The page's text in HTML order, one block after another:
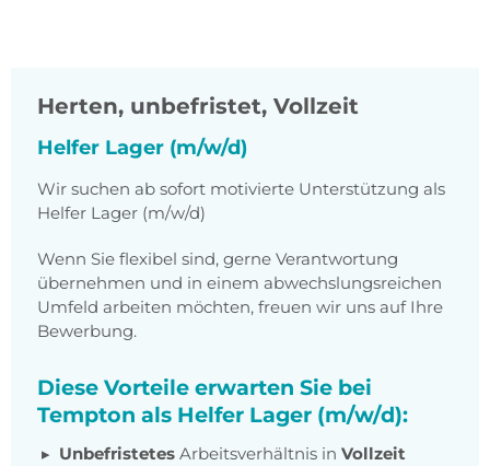
Herten, unbefristet, Vollzeit
Helfer Lager (m/w/d)
Wir suchen ab sofort motivierte Unterstützung als
Helfer Lager (m/w/d)
Wenn Sie flexibel sind, gerne Verantwortung
übernehmen und in einem abwechslungsreichen
Umfeld arbeiten möchten, freuen wir uns auf Ihre
Bewerbung.
Diese Vorteile erwarten Sie bei
Tempton als Helfer Lager (m/w/d):
Unbefristetes Arbeitsverhältnis in Vollzeit